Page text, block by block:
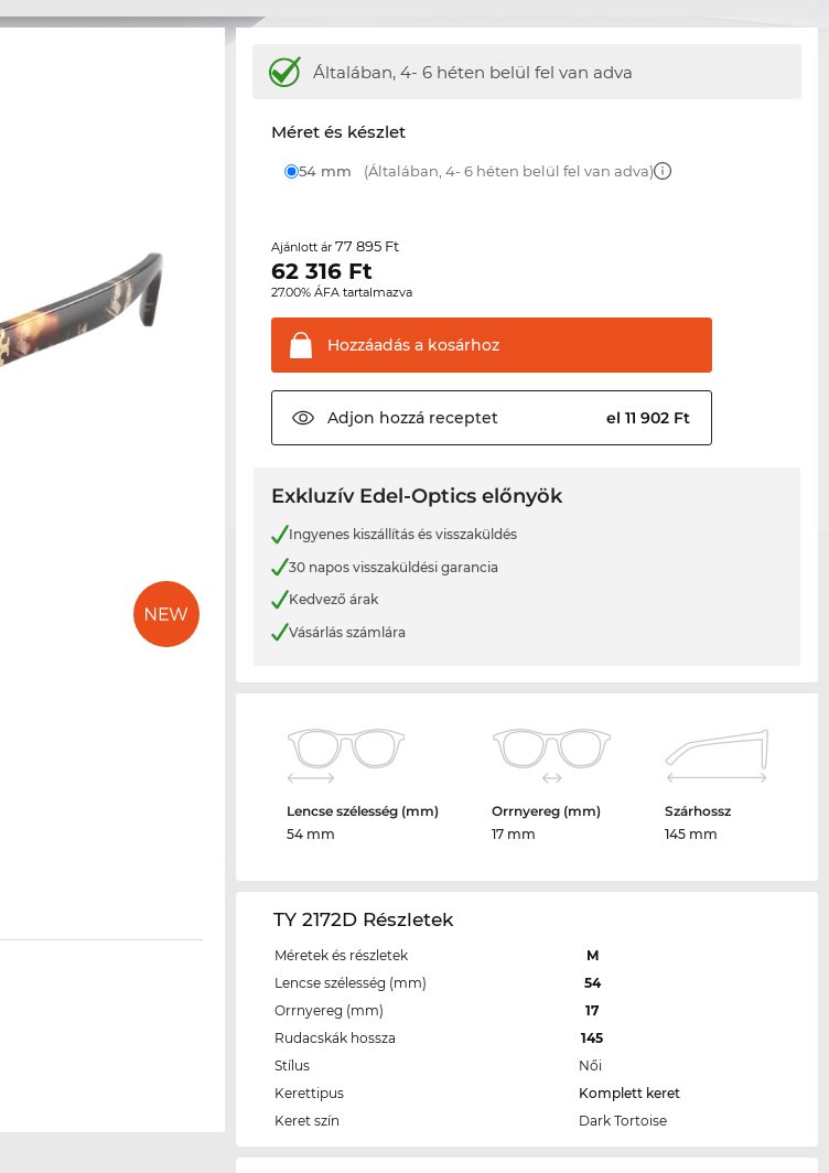
Általában, 4- 6 héten belül fel van adva
Méret és készlet
54 mm (Általában, 4- 6 héten belül fel van adva)
Ajánlott ár77 895 Ft
62 316 Ft
27.00% ÁFA tartalmazva
Hozzáadás a kosárhoz
Adjon hozzá receptet el 11 902 Ft
Exkluzív Edel-Optics előnyök
Ingyenes kiszállítás és visszaküldés
30 napos visszaküldési garancia
Kedvező árak
Vásárlás számlára
Lencse szélesség (mm)
54 mm
Orrnyereg (mm)
17 mm
Szárhossz
145 mm
TY 2172D Részletek
Méretek és részletek
M
Lencse szélesség (mm)
54
Orrnyereg (mm)
17
Rudacskák hossza
145
Stílus
Női
Kerettipus
Komplett keret
Keret szín
Dark Tortoise